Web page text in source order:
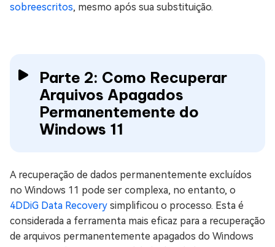
sobreescritos, mesmo após sua substituição.
Parte 2: Como Recuperar
Arquivos Apagados
Permanentemente do
Windows 11
A recuperação de dados permanentemente excluídos
no Windows 11 pode ser complexa, no entanto, o
4DDiG Data Recovery simplificou o processo. Esta é
considerada a ferramenta mais eficaz para a recuperação
de arquivos permanentemente apagados do Windows